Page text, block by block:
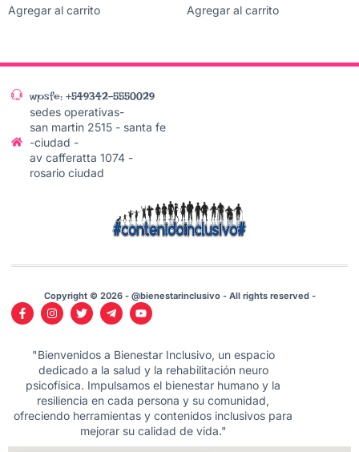
Agregar al carrito Agregar al carrito
wpsfe: +549342-5550029
sedes operativas-
san martin 2515 - santa fe
-ciudad -
av cafferatta 1074 -
rosario ciudad
Copyright © 2026 - @bienestarinclusivo - All rights reserved -
"Bienvenidos a Bienestar Inclusivo, un espacio
dedicado a la salud y la rehabilitación neuro
psicofísica. Impulsamos el bienestar humano y la
resiliencia en cada persona y su comunidad,
ofreciendo herramientas y contenidos inclusivos para
mejorar su calidad de vida."